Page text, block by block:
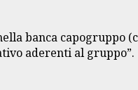
banca capogruppo
aderenti al gruppo”.